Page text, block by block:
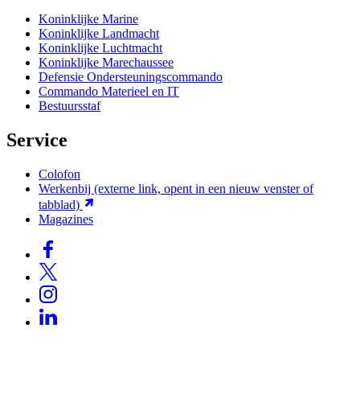
Koninklijke Marine
Koninklijke Landmacht
Koninklijke Luchtmacht
Koninklijke Marechaussee
Defensie Ondersteuningscommando
Commando Materieel en IT
Bestuursstaf
Service
Colofon
Werkenbij (externe link, opent in een nieuw venster of
tabblad)
Magazines